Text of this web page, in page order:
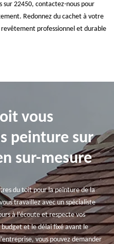
sur 22450, contactez-nous pour
Redonnez du cachet à votre
professionnel et durable
vous
peinture sur
sur-mesure
du toit pour la peinture de la
travaillez avec un spécialiste
à l'écoute et respecte vos
et le délai fixé avant le
vous pouvez demander